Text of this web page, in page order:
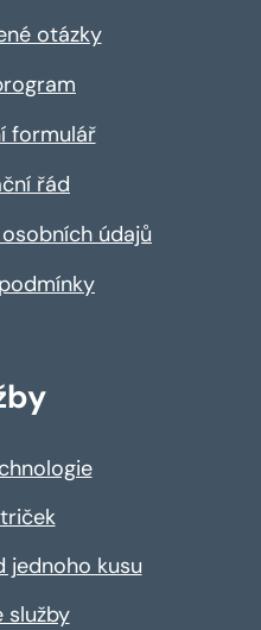
otázky
formulář
řád
údajů
jednoho kusu
služby